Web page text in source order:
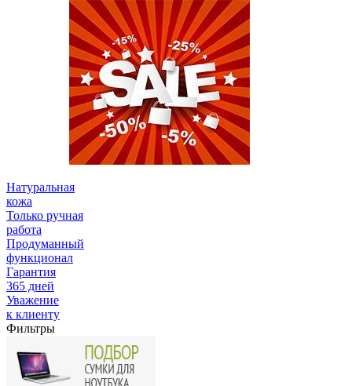
Натуральная
кожа
Только ручная
работа
Продуманный
функционал
Гарантия
365 дней
Уважение
к клиенту
Фильтры